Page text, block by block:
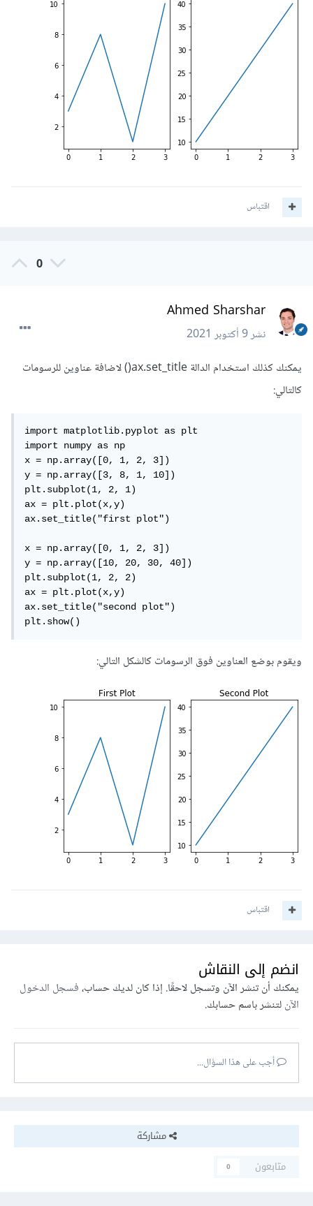
اقتباس
0
Ahmed Sharshar
نشر9 أكتوبر 2021
يمكنك كذلك استخدام الدالة ax.set_title() لاضافة عناوين للرسومات
كالتالي:
import matplotlib.pyplot as plt
import numpy as np
x = np.array([0, 1, 2, 3])
y = np.array([3, 8, 1, 10])
plt.subplot(1, 2, 1)
ax = plt.plot(x,y)
ax.set_title("first plot")
x = np.array([0, 1, 2, 3])
y = np.array([10, 20, 30, 40])
plt.subplot(1, 2, 2)
ax = plt.plot(x,y)
ax.set_title("second plot")
plt.show()
ويقوم بوضع العناوين فوق الرسومات كالشكل التالي:
اقتباس
انضم إلى النقاش
يمكنك أن تنشر الآن وتسجل لاحقًا. إذا كان لديك حساب،فسجل الدخول
الآنلتنشر باسم حسابك.
أجب على هذا السؤال...
مشاركة
متابعون
0